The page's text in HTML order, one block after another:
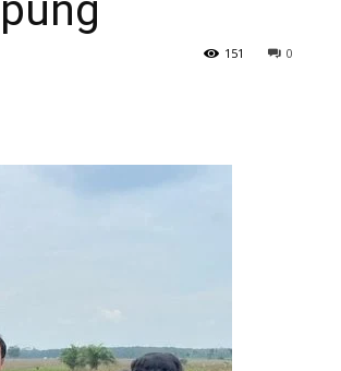
0
151